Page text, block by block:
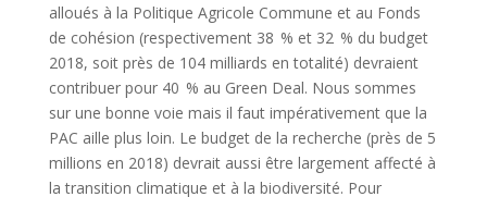
alloués à la Politique Agricole Commune et au Fonds
de cohésion (respectivement 38 % et 32 % du budget
2018, soit près de 104 milliards en totalité) devraient
contribuer pour 40 % au Green Deal. Nous sommes
sur une bonne voie mais il faut impérativement que la
PAC aille plus loin. Le budget de la recherche (près de 5
millions en 2018) devrait aussi être largement affecté à
la transition climatique et à la biodiversité. Pour